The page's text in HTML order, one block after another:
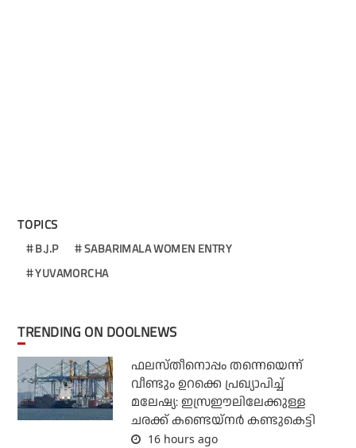
TOPICS
B.J.P
SABARIMALA WOMEN ENTRY
YUVAMORCHA
TRENDING ON DOOLNEWS
ഫലസ്തീനൊപ്പം തന്നെയെന്ന്
വീണ്ടും ഉറക്കെ പ്രഖ്യാപിച്ച്
മലേഷ്യ: ഇസ്രഈലിലേക്കുള്ള
ചരക്ക് കണ്ടെയ്‌നര്‍ കണ്ടുകെട്ടി
16 hours ago